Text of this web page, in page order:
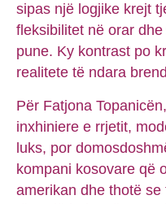
sipas një logjike krejt
fleksibilitet në orar
pune. Ky kontrast po
realitete të ndara
Për Fatjona
inxhiniere e rrjetit,
luks, por
kompani kosovare që
amerikan dhe thotë